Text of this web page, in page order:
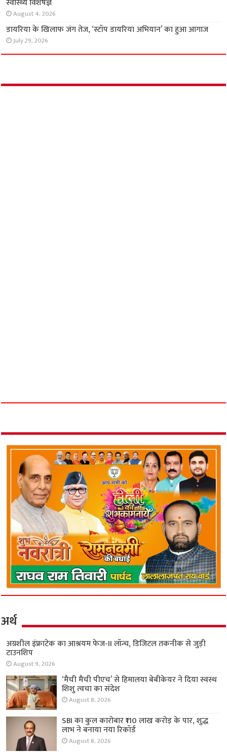
विधायक और स्वास्थ्य विशेषज्ञ
August 4, 2026
डायरिया के खिलाफ जंग तेज, ‘स्टॉप डायरिया अभियान’
अर्थ
अग्रशील इंफ्राटेक का आश्रयम फेज-II लॉन्च, डिजिटल
तकनीक से जुड़ी टाउनशिप
August 9, 2026
‘मैची मैची पीएच’ से हिमालया बेबीकेयर ने दिया स्वस्थ
शिशु त्वचा का संदेश
August 8, 2026